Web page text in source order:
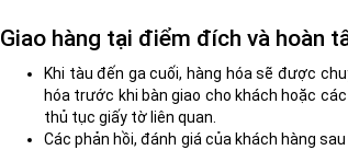
Giao hàng tại điểm đích và hoàn
Khi tàu đến ga cuối, hàng hóa sẽ được
hóa trước khi bàn giao cho khách hoặc
thủ tục giấy tờ liên quan.
Các phản hồi, đánh giá của khách hàng